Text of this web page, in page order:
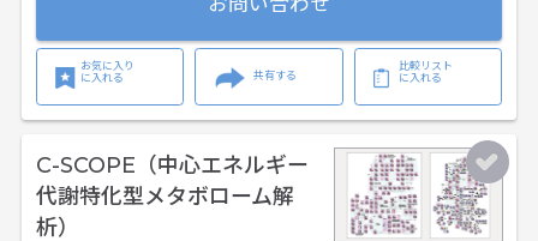
お気に入り
に入れる
共有する
比較リスト
に入れる
C-SCOPE（中心エネルギー
代謝特化型メタボローム解
析）